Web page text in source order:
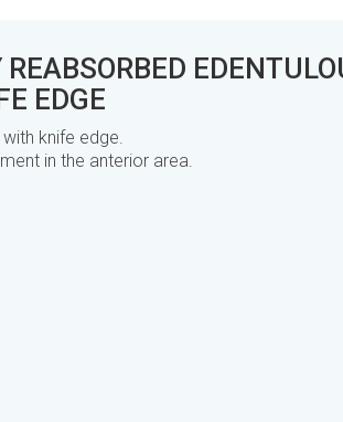
EDGE
knife edge.
in the anterior area.